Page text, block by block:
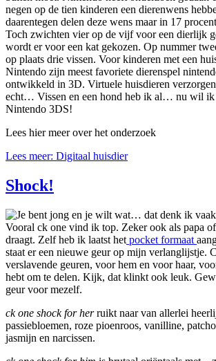
negen op de tien kinderen een dierenwens
daarentegen delen deze wens maar in 17
Toch zwichten vier op de vijf voor een dierlijk
wordt er voor een kat gekozen. Op nummer
op plaats drie vissen. Voor kinderen met een
Nintendo zijn meest favoriete dierenspel
ontwikkeld in 3D. Virtuele huisdieren
echt… Vissen en een hond heb ik al… nu wil ik
Nintendo 3DS!
Lees hier meer over het onderzoek
Lees meer: Digitaal huisdier
Shock!
Je bent jong en je wilt wat… dat denk ik
Vooral ck one vind ik top. Zeker ook als papa
draagt. Zelf heb ik laatst het pocket formaat
staat er een nieuwe geur op mijn verlanglijstje.
verslavende geuren, voor hem en voor haar,
hebt om te delen. Kijk, dat klinkt ook leuk.
geur voor mezelf.
ck one shock for herruikt naar van allerlei
passiebloemen, roze pioenroos, vanilline,
jasmijn en narcissen.